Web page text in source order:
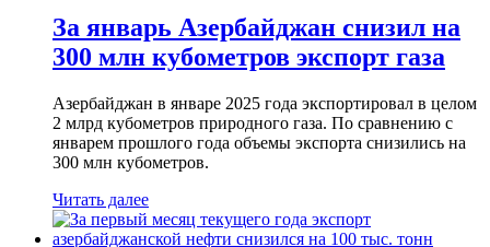
За январь Азербайджан снизил на
300 млн кубометров экспорт газа
Азербайджан в январе 2025 года экспортировал в целом
2 млрд кубометров природного газа. По сравнению с
январем прошлого года объемы экспорта снизились на
300 млн кубометров.
Читать далее